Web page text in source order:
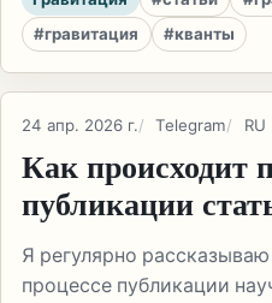
#гравитация
#кванты
24 апр. 2026 г. Telegram RU
Как происходит
публикации
Я регулярно
процессе публикации